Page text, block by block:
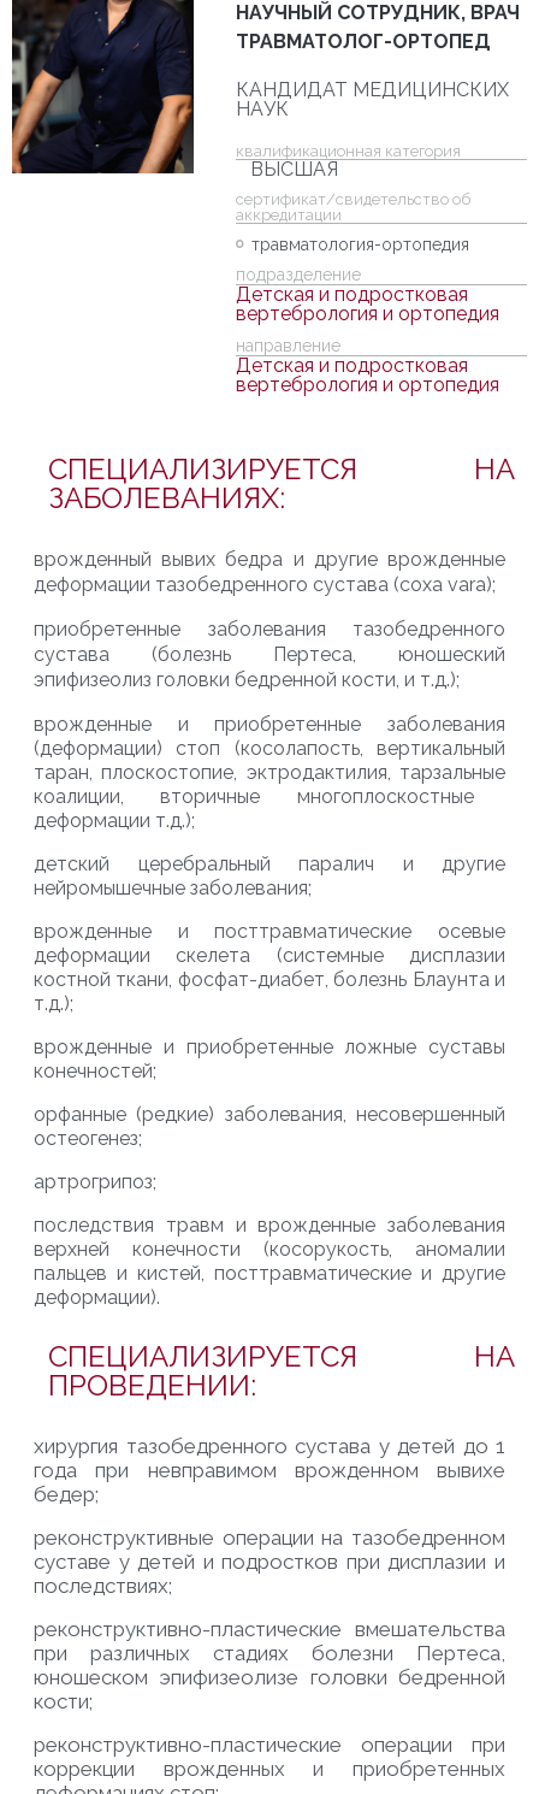
НАУЧНЫЙ СОТРУДНИК, ВРАЧ
ТРАВМАТОЛОГ-ОРТОПЕД
КАНДИДАТ МЕДИЦИНСКИХ
НАУК
квалификационная категория
ВЫСШАЯ
cертификат/свидетельство об
аккредитации
травматология-ортопедия
подразделение
Детская и подростковая
вертебрология и ортопедия
направление
Детская и подростковая
вертебрология и ортопедия
СПЕЦИАЛИЗИРУЕТСЯ НА
ЗАБОЛЕВАНИЯХ:
врожденный вывих бедра и другие врожденные
деформации тазобедренного сустава (coxa vara);
приобретенные заболевания тазобедренного
сустава (болезнь Пертеса, юношеский
эпифизеолиз головки бедренной кости, и т.д.);
врожденные и приобретенные заболевания
(деформации) стоп (косолапость, вертикальный
таран, плоскостопие, эктродактилия, тарзальные
коалиции,вторичные многоплоскостные
деформации т.д.);
детский церебральный паралич и другие
нейромышечные заболевания;
врожденные и посттравматические осевые
деформации скелета (системные дисплазии
костной ткани, фосфат-диабет, болезнь Блаунтаи
т.д.);
врожденные и приобретенные ложные суставы
конечностей;
орфанные (редкие) заболевания, несовершенный
остеогенез;
артрогрипоз;
последствия травм иврожденные заболевания
верхней конечности (косорукость, аномалии
пальцев и кистей, посттравматические и другие
деформации).
СПЕЦИАЛИЗИРУЕТСЯ НА
ПРОВЕДЕНИИ:
хирургия тазобедренного сустава у детей до 1
года при невправимом врожденном вывихе
бедер;
реконструктивные операции на тазобедренном
суставе у детей и подростков при дисплазии и
последствиях;
реконструктивно-пластические вмешательства
при различных стадиях болезни Пертеса,
юношеском эпифизеолизе головки бедренной
кости;
реконструктивно-пластические операции при
коррекции врожденных и приобретенных